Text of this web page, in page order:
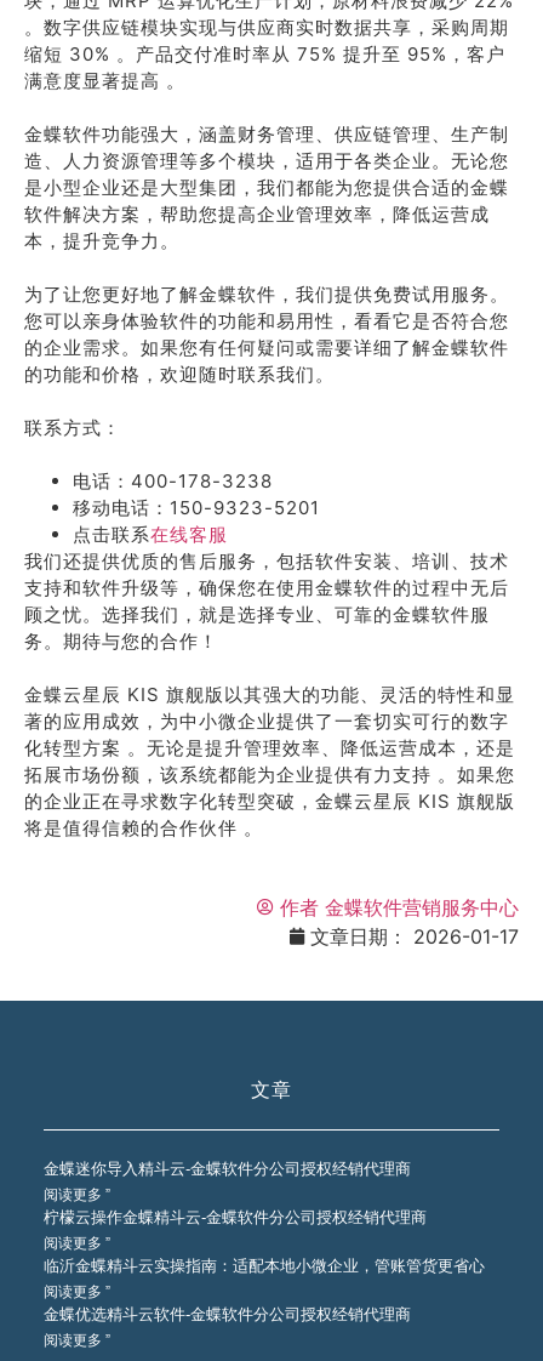
。数字供应链模块实现与供应商实时数据共享，采购周期
缩短 30% 。产品交付准时率从 75% 提升至 95%，客户
满意度显著提高 。
金蝶软件功能强大，涵盖财务管理、供应链管理、生产制
造、人力资源管理等多个模块，适用于各类企业。无论您
是小型企业还是大型集团，我们都能为您提供合适的金蝶
软件解决方案，帮助您提高企业管理效率，降低运营成
本，提升竞争力。
为了让您更好地了解金蝶软件，我们提供免费试用服务。
您可以亲身体验软件的功能和易用性，看看它是否符合您
的企业需求。如果您有任何疑问或需要详细了解金蝶软件
的功能和价格，欢迎随时联系我们。
联系方式：
电话：400-178-3238
移动电话：150-9323-5201
点击联系在线客服
我们还提供优质的售后服务，包括软件安装、培训、技术
支持和软件升级等，确保您在使用金蝶软件的过程中无后
顾之忧。选择我们，就是选择专业、可靠的金蝶软件服
务。期待与您的合作！
金蝶云星辰 KIS 旗舰版以其强大的功能、灵活的特性和显
著的应用成效，为中小微企业提供了一套切实可行的数字
化转型方案 。无论是提升管理效率、降低运营成本，还是
拓展市场份额，该系统都能为企业提供有力支持 。如果您
的企业正在寻求数字化转型突破，金蝶云星辰 KIS 旗舰版
将是值得信赖的合作伙伴 。
作者 金蝶软件营销服务中心
文章日期：
2026-01-17
文章
金蝶迷你导入精斗云-金蝶软件分公司授权经销代理商
阅读更多 ”
柠檬云操作金蝶精斗云-金蝶软件分公司授权经销代理商
阅读更多 ”
临沂金蝶精斗云实操指南：适配本地小微企业，管账管货更省心
阅读更多 ”
金蝶优选精斗云软件-金蝶软件分公司授权经销代理商
阅读更多 ”